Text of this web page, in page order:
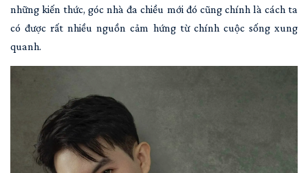
những kiến thức, góc nhà đa chiều mới đó cũng chính là cách ta
có được rất nhiều nguồn cảm hứng từ chính cuộc sống xung
quanh.